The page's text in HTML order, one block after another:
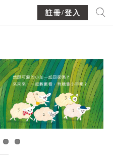
註冊/登入